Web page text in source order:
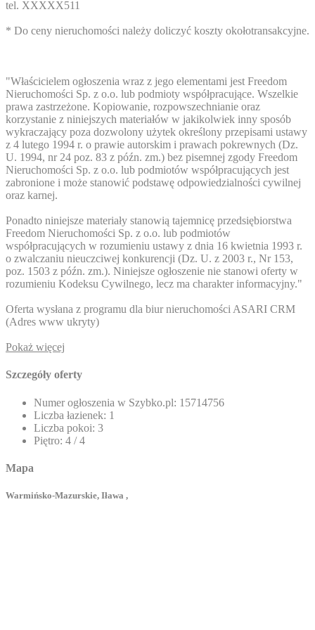
tel. XXXXX511
* Do ceny nieruchomości należy doliczyć koszty okołotransakcyjne.
"Właścicielem ogłoszenia wraz z jego elementami jest Freedom
Nieruchomości Sp. z o.o. lub podmioty współpracujące. Wszelkie
prawa zastrzeżone. Kopiowanie, rozpowszechnianie oraz
korzystanie z niniejszych materiałów w jakikolwiek inny sposób
wykraczający poza dozwolony użytek określony przepisami ustawy
z 4 lutego 1994 r. o prawie autorskim i prawach pokrewnych (Dz.
U. 1994, nr 24 poz. 83 z późn. zm.) bez pisemnej zgody Freedom
Nieruchomości Sp. z o.o. lub podmiotów współpracujących jest
zabronione i może stanowić podstawę odpowiedzialności cywilnej
oraz karnej.
Ponadto niniejsze materiały stanowią tajemnicę przedsiębiorstwa
Freedom Nieruchomości Sp. z o.o. lub podmiotów
współpracujących w rozumieniu ustawy z dnia 16 kwietnia 1993 r.
o zwalczaniu nieuczciwej konkurencji (Dz. U. z 2003 r., Nr 153,
poz. 1503 z późn. zm.). Niniejsze ogłoszenie nie stanowi oferty w
rozumieniu Kodeksu Cywilnego, lecz ma charakter informacyjny."
Oferta wysłana z programu dla biur nieruchomości ASARI CRM
(Adres www ukryty)
Pokaż więcej
Szczegóły oferty
Numer ogłoszenia w Szybko.pl: 15714756
Liczba łazienek: 1
Liczba pokoi: 3
Piętro: 4 / 4
Mapa
Warmińsko-Mazurskie, Iława ,